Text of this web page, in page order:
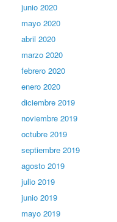
junio 2020
mayo 2020
abril 2020
marzo 2020
febrero 2020
enero 2020
diciembre 2019
noviembre 2019
octubre 2019
septiembre 2019
agosto 2019
julio 2019
junio 2019
mayo 2019